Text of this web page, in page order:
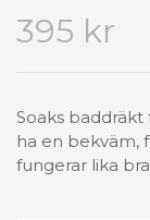
395 kr
Soaks
ha en bekväm,
fungerar lika